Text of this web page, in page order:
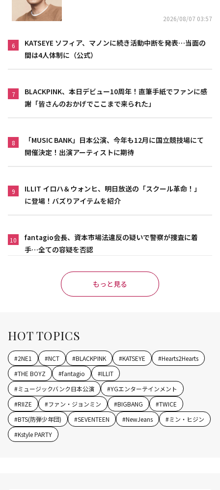
2026/08/07 03:57
6
KATSEYE ソフィア、マノンに続き活動中断を発表…当面の
間は4人体制に（公式）
7
BLACKPINK、本日デビュー10周年！直筆手紙でファンに感
謝「皆さんのおかげでここまで来られた」
8
「MUSIC BANK」日本公演、今年も12月に国立競技場にて
開催決定！出演アーティストに期待
9
ILLIT イロハ＆ウォンヒ、明日放送の「スクール革命！」
に登場！バズりアイテムを紹介
10
fantagio会長、資本市場法違反の疑いで警察が捜査に着
手…全ての容疑を否認
もっと見る
HOT TOPICS
#2NE1 #NCT #BLACKPINK #KATSEYE #Hearts2Hearts
#THE BOYZ #fantagio #ILLIT
#ミュージックバンク日本公演 #YGエンターテインメント
#RIIZE #ファン・ジョンミン #BIGBANG #TWICE
#BTS(防弾少年団) #SEVENTEEN #NewJeans #ミン・ヒジン
#Kstyle PARTY